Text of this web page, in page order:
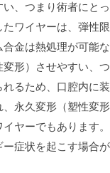
、つまり術者にと
ワイヤーは、弾性
金は熱処理が可能
形）させやすい、
るため、口腔内に
永久変形（塑性変
ヤーでもあります
症状を起こす場合が